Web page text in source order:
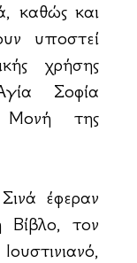
καθώς και
υποστεί
χρήσης
Σοφία
Μονή της
έφεραν
τον